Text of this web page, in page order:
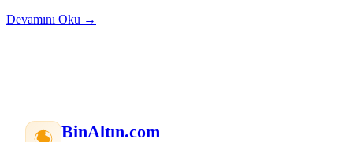
Devamını Oku →
BinAltın.com